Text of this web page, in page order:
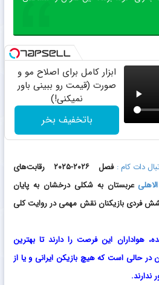
ابزار کامل برای اصلاح مو و
صورت (قیمت رو ببینی باور
نمیکنی!)
باتخفیف بخر
دات کام : فصل ۲۰۲۶-۲۰۲۵ رقابت‌های
الاهلی عربستان به شکلی درخشان به پایان
فردی بازیکنان نقش مهمی در روایت کلی
هواداران این فرصت را دارند تا بهترین
در حالی است که هیچ بازیکن ایرانی و یا از
ندارند.